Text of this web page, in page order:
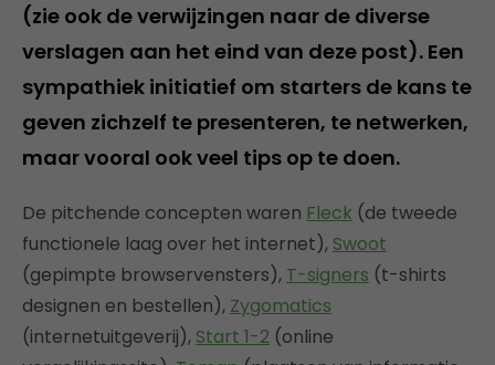
(zie ook de verwijzingen naar de diverse
verslagen aan het eind van deze post). Een
sympathiek initiatief om starters de kans te
geven zichzelf te presenteren, te netwerken,
maar vooral ook veel tips op te doen.
De pitchende concepten waren Fleck (de tweede
functionele laag over het internet), Swoot
(gepimpte browservensters), T-signers (t-shirts
designen en bestellen), Zygomatics
(internetuitgeverij), Start 1-2 (online